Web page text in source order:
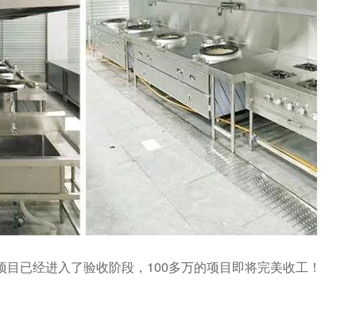
经进入了验收阶段，100多万的项目即将完美收工！